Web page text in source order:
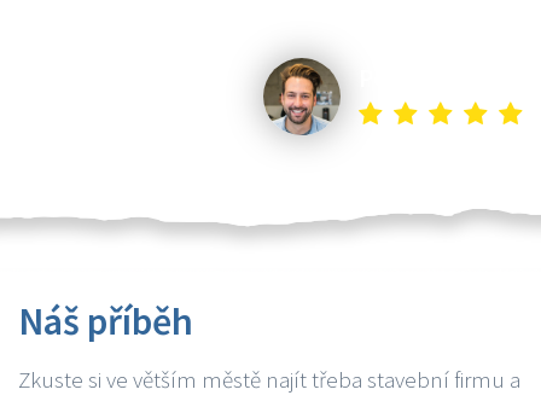
Náš příběh
Zkuste si ve větším městě najít třeba stavební firmu a